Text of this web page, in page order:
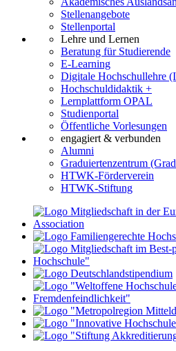
Stellenangebote
Stellenportal
Lehre und Lernen
Beratung für Studierende
E-Learning
Digitale Hochschullehre
Hochschuldidaktik +
Lernplattform OPAL
Studienportal
Öffentliche Vorlesungen
engagiert & verbunden
Alumni
Graduiertenzentrum
HTWK-Förderverein
HTWK-Stiftung